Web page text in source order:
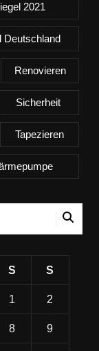
2021
Deutschland
Renovieren
Sicherheit
Tapezieren
S S
1 2
8 9